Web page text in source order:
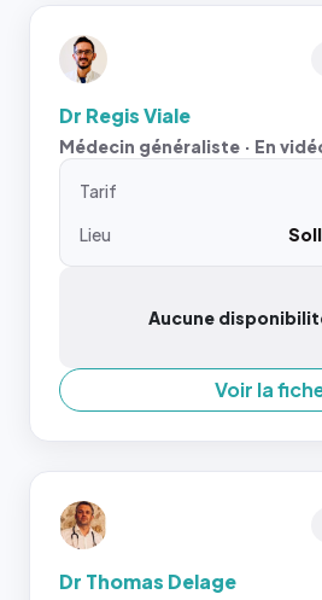
Dr Regis Viale
Médecin généraliste · En
Tarif
Lieu
Aucune
Voir la
Dr Thomas Delage